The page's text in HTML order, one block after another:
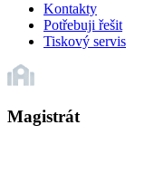
Kontakty
Potřebuji řešit
Tiskový servis
Magistrát